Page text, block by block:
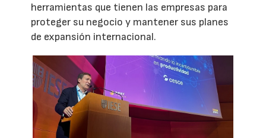
herramientas que tienen las empresas para
proteger su negocio y mantener sus planes
de expansión internacional.